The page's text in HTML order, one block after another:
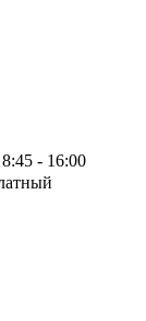
- 16:00